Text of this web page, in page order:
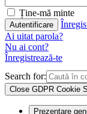
Ține-mă minte
Ai uitat parola?
Nu ai cont?
Înregistrează-te
Search for:
Close GDPR Cookie
Prezentare